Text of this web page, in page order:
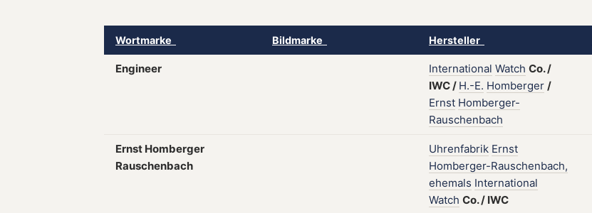
Wortmarke Bildmarke Hersteller
Engineer International Watch Co./
IWC/ H.-E. Homberger /
Ernst Homberger-
Rauschenbach
Ernst Homberger
Rauschenbach
Uhrenfabrik Ernst
Homberger-Rauschenbach,
ehemals International
Watch Co./ IWC